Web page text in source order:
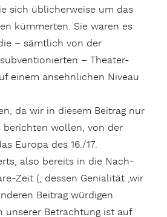
sich üblicherweise um das
kümmerten. Sie waren es
– sämtlich von der
– Theater-
einem ansehnlichen Niveau
da wir in diesem Beitrag nur
berichten wollen, von der
Europa des 16./17.
also bereits in die Nach-
Zeit (, dessen Genialität ,wir
Beitrag würdigen
unserer Betrachtung ist auf